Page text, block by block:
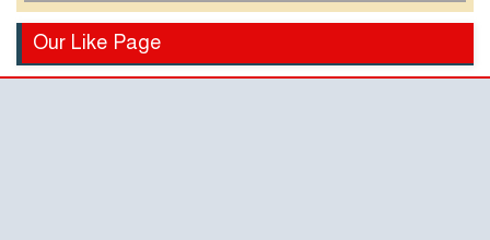
হোসেনের পুত্র
দাবিতে খোন্দকার আকবরের
Our Like Page